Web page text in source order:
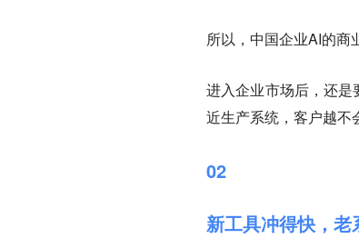
所以，中国企业AI的商
进入企业市场后，还
近生产系统，客户越不
02
新工具冲得快，老